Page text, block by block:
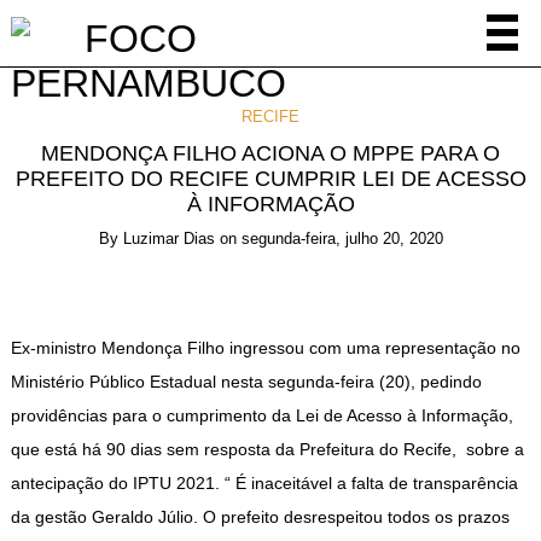
RECIFE
MENDONÇA FILHO ACIONA O MPPE PARA O
PREFEITO DO RECIFE CUMPRIR LEI DE ACESSO
À INFORMAÇÃO
By Luzimar Dias on segunda-feira, julho 20, 2020
Ex-ministro Mendonça Filho ingressou com uma representação no
Ministério Público Estadual nesta segunda-feira (20), pedindo
providências para o cumprimento da Lei de Acesso à Informação,
que está há 90 dias sem resposta da Prefeitura do Recife, sobre a
antecipação do IPTU 2021. “ É inaceitável a falta de transparência
da gestão Geraldo Júlio. O prefeito desrespeitou todos os prazos